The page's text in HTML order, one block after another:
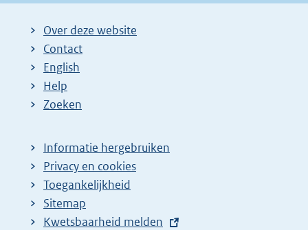
Over deze website
Contact
English
Help
Zoeken
Informatie hergebruiken
Privacy en cookies
Toegankelijkheid
Sitemap
E
Kwetsbaarheid melden